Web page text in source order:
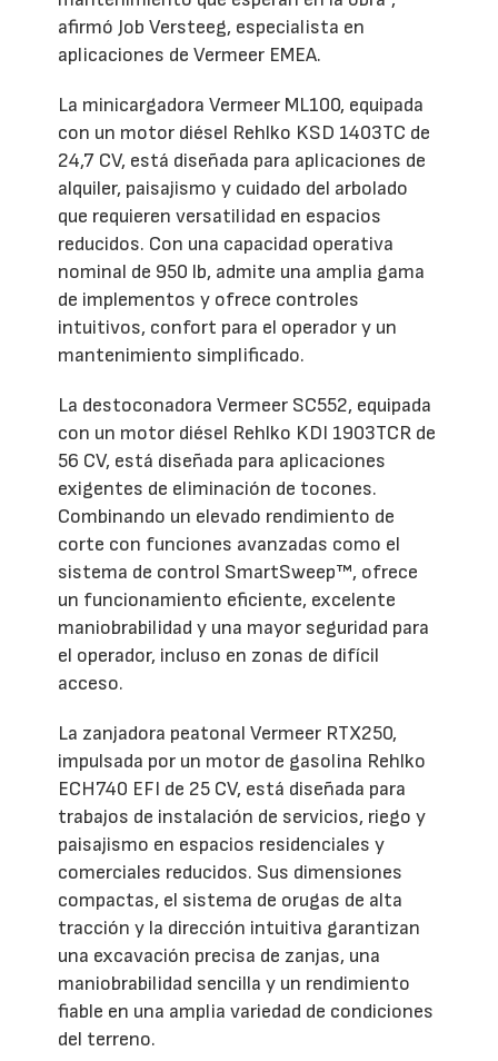
afirmó Job Versteeg, especialista en
aplicaciones de Vermeer EMEA.
La minicargadora Vermeer ML100, equipada
con un motor diésel Rehlko KSD 1403TC de
24,7 CV, está diseñada para aplicaciones de
alquiler, paisajismo y cuidado del arbolado
que requieren versatilidad en espacios
reducidos. Con una capacidad operativa
nominal de 950 lb, admite una amplia gama
de implementos y ofrece controles
intuitivos, confort para el operador y un
mantenimiento simplificado.
La destoconadora Vermeer SC552, equipada
con un motor diésel Rehlko KDI 1903TCR de
56 CV, está diseñada para aplicaciones
exigentes de eliminación de tocones.
Combinando un elevado rendimiento de
corte con funciones avanzadas como el
sistema de control SmartSweep™, ofrece
un funcionamiento eficiente, excelente
maniobrabilidad y una mayor seguridad para
el operador, incluso en zonas de difícil
acceso.
La zanjadora peatonal Vermeer RTX250,
impulsada por un motor de gasolina Rehlko
ECH740 EFI de 25 CV, está diseñada para
trabajos de instalación de servicios, riego y
paisajismo en espacios residenciales y
comerciales reducidos. Sus dimensiones
compactas, el sistema de orugas de alta
tracción y la dirección intuitiva garantizan
una excavación precisa de zanjas, una
maniobrabilidad sencilla y un rendimiento
fiable en una amplia variedad de condiciones
del terreno.